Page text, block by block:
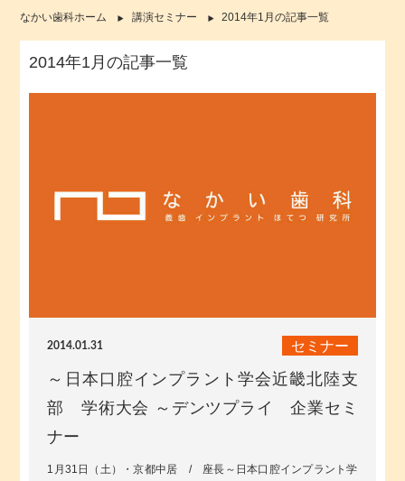
なかい歯科ホーム 講演セミナー 2014年1月の記事一覧
2014年1月の記事一覧
2014.01.31 セミナー
～日本口腔インプラント学会近畿北陸支
部 学術大会 ～デンツプライ 企業セミ
ナー
1月31日（土）・京都中居 / 座長～日本口腔インプラント学